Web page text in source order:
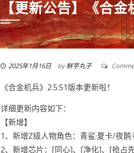
【更新公告】《合金
2025年1月16日 by鲜芋丸子
《合金机兵》2.5.51版本更新啦！
详细更新内容如下：
【新增】
1、新增Z级人物角色：青鲨·夏卡/夜鹊
2、新增芯片：[同心]、[净化]、[抢占